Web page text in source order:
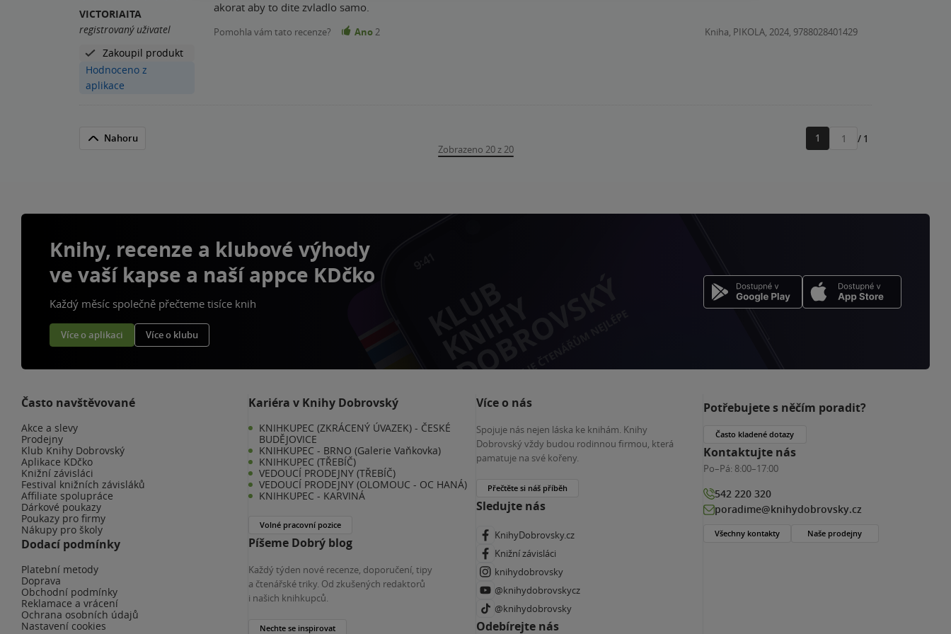
VICTORIAITA
registrovaný uživatel
Zakoupil produkt
Hodnoceno z
aplikace
akorat aby to dite zvladlo samo.
Pomohla vám tato recenze? Ano2 Kniha, PIKOLA, 2024, 9788028401429
Nahoru
Zobrazeno 20 z 20
1
Přejít
/ 1
Knihy, recenze a klubové výhody
ve vaší kapse a naší appce KDčko
Každý měsíc společně přečteme tisíce knih
Více o aplikaci Více o klubu
Často navštěvované
Akce a slevy
Prodejny
Klub Knihy Dobrovský
Aplikace KDčko
Knižní závisláci
Festival knižních závisláků
Affiliate spolupráce
Dárkové poukazy
Poukazy pro firmy
Nákupy pro školy
Dodací podmínky
Platební metody
Doprava
Obchodní podmínky
Reklamace a vrácení
Ochrana osobních údajů
Nastavení cookies
Kariéra v Knihy Dobrovský
KNIHKUPEC (ZKRÁCENÝ ÚVAZEK) - ČESKÉ
BUDĚJOVICE
KNIHKUPEC - BRNO (Galerie Vaňkovka)
KNIHKUPEC (TŘEBÍČ)
VEDOUCÍ PRODEJNY (TŘEBÍČ)
VEDOUCÍ PRODEJNY (OLOMOUC - OC HANÁ)
KNIHKUPEC - KARVINÁ
Volné pracovní pozice
Píšeme Dobrý blog
Každý týden nové recenze, doporučení, tipy
a čtenářské triky. Od zkušených redaktorů
i našich knihkupců.
Nechte se inspirovat
Více o nás
Spojuje nás nejen láska ke knihám. Knihy
Dobrovský vždy budou rodinnou firmou, která
pamatuje na své kořeny.
Přečtěte si náš příběh
Sledujte nás
KnihyDobrovsky.cz
Knižní závisláci
knihydobrovsky
@knihydobrovskycz
@knihydobrovsky
Odebírejte nás
Potřebujete s něčím poradit?
Často kladené dotazy
Kontaktujte nás
Po–Pá: 8:00–17:00
542 220 320
poradime@knihydobrovsky.cz
Všechny kontakty Naše prodejny